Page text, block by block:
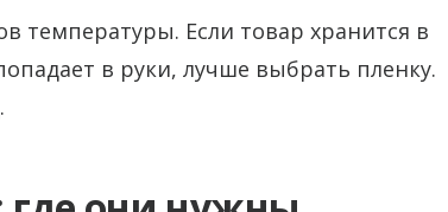
температуры. Если товар хранится в
в руки, лучше выбрать пленку.